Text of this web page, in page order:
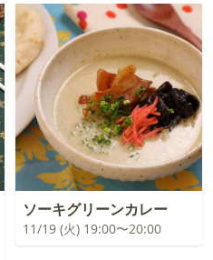
ソーキグリーンカレー
11/19 (火) 19:00〜20:00